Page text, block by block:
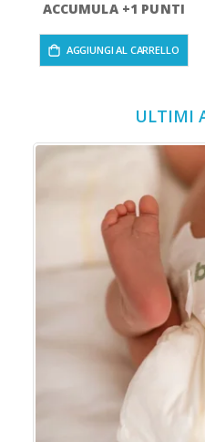
ACCUMULA +1 PUNTI
AGGIUNGI AL CARRELLO
ULTIMI